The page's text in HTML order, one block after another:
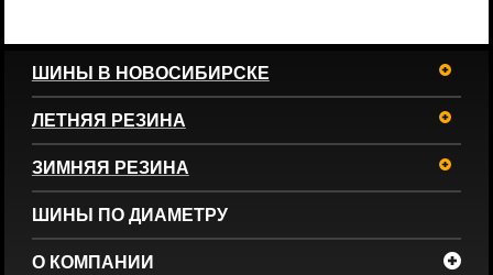
ШИНЫ В НОВОСИБИРСКЕ
ЛЕТНЯЯ РЕЗИНА
ЗИМНЯЯ РЕЗИНА
ШИНЫ ПО ДИАМЕТРУ
О КОМПАНИИ